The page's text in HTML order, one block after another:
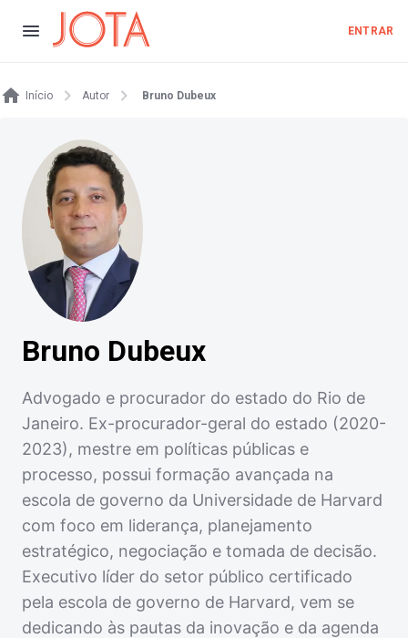
ENTRAR
Início Autor Bruno Dubeux
Bruno Dubeux
Advogado e procurador do estado do Rio de
Janeiro. Ex-procurador-geral do estado (2020-
2023), mestre em políticas públicas e
processo, possui formação avançada na
escola de governo da Universidade de Harvard
com foco em liderança, planejamento
estratégico, negociação e tomada de decisão.
Executivo líder do setor público certificado
pela escola de governo de Harvard, vem se
dedicando às pautas da inovação e da agenda